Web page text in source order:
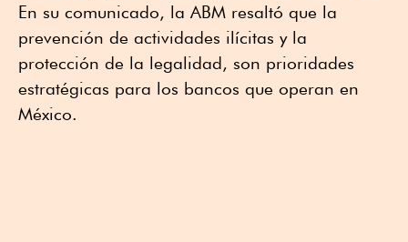
En su comunicado, la ABM resaltó que la
prevención de actividades ilícitas y la
protección de la legalidad, son prioridades
estratégicas para los bancos que operan en
México.